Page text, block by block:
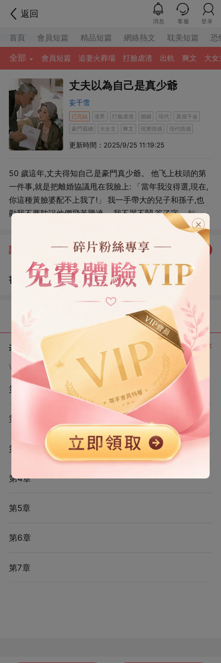
返回
消息 客服 登录
首頁 會員短篇 精品短篇 網絡熱文 耽美短篇 恐
全部 會員短篇 追妻火葬場 打臉虐渣 出軌 爽文 大女
丈夫以為自己是真少爺
妄千雪
已完結 渣男 打臉虐渣 婚姻 現代
真假千金
豪門霸總
大女主 爽文 現實情感 現代情感
更新時間：2025/9/25 11:19:25
50 歲這年,丈夫得知自己是豪門真少爺。 他⻜上枝頭的第
一件事,就是把離婚協議甩在我臉上: 「當年我沒得選,現在,
你這種黃臉婆配不上我了!」 我一手帶大的兒子和孫子,也
勸我不要耽誤他們飛黃騰達。 我不哭不鬧,簽了字。 轉頭
卻接起一通電話—— 「小姐,歡迎回家。您才是林家遺失了
50 年的真正血脈。 「方才您丈夫那場認親,不過是為了讓
您看清身邊人的真面目。 「很遺憾,他們讓您失望了。
「現在,您可以自行決定,還要他們嗎?」
評分：
書評 （1） 查看評論
目錄
共 7 章 正序
VIP章節可通過金幣購買提前點讀
第1章
第2章
第3章
第4章
第5章
第6章
第7章